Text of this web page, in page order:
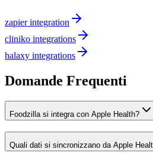
zapier integration
cliniko integrations
halaxy integrations
Domande Frequenti
Foodzilla si integra con Apple Health?
Quali dati si sincronizzano da Apple